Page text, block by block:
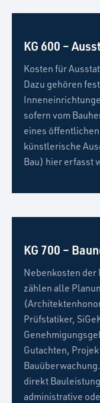
KG 600 –
Kosten für
Dazu gehören
sofern vom
eines
künstlerische
Bau) hier erfasst
KG 700 –
Nebenkosten der
zählen alle
Prüfstatiker,
Gutachten,
direkt
administrative